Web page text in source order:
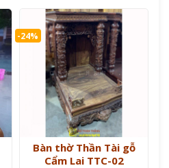
-24%
Bàn thờ Thần Tài gỗ
Cẩm Lai TTC-02